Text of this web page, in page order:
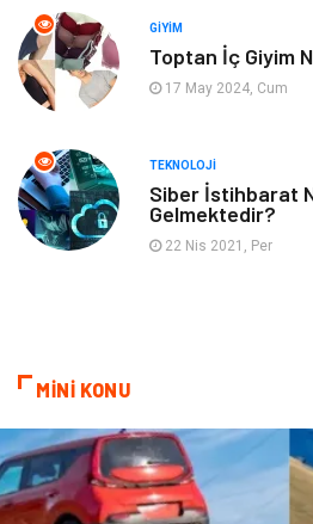
Gayrimenkul
Astroloji
Ev İşleri
Sigorta
GIYIM
Toptan İç Giyim
17 May 2024, Cum
TEKNOLOJI
Siber İstihbarat
Gelmektedir?
22 Nis 2021, Per
MİNİ KONU